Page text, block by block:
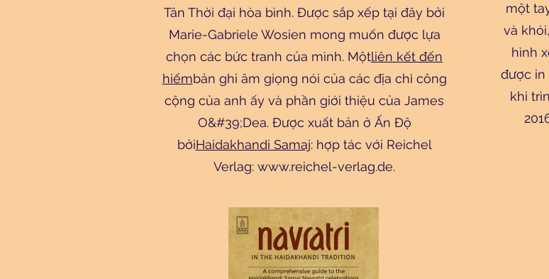
Tân Thời đại hòa bình. Được sắp xếp tại đây bởi
Marie-Gabriele Wosien mong muốn được lựa
chọn các bức tranh của mình. Mộtliên kết đến
hiếmbản ghi âm giọng nói của các địa chỉ công
cộng của anh ấy và phần giới thiệu của James
O&#39;Dea. Được xuất bản ở Ấn Độ
bởiHaidakhandi Samaj: hợp tác với Reichel
Verlag: www.reichel-verlag.de.
một
và
hình
được in
khi